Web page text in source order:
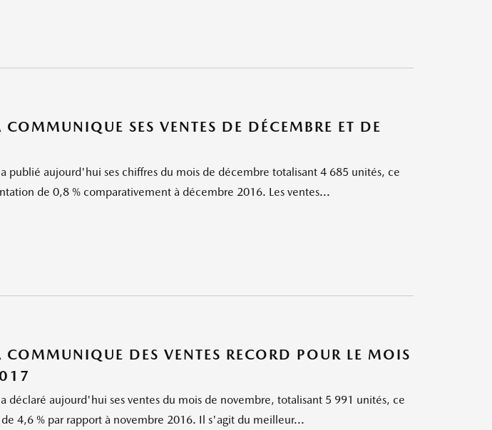
SES VENTES DE DÉCEMBRE ET DE
publié aujourd'hui ses chiffres du mois de décembre totalisant 4 685 unités, ce
de 0,8 % comparativement à décembre 2016. Les ventes...
DES VENTES RECORD POUR LE MOIS
déclaré aujourd'hui ses ventes du mois de novembre, totalisant 5 991 unités, ce
4,6 % par rapport à novembre 2016. Il s'agit du meilleur...